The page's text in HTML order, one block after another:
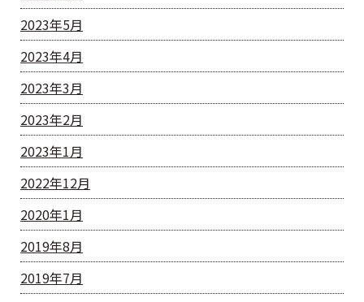
2023年5月
2023年4月
2023年3月
2023年2月
2023年1月
2022年12月
2020年1月
2019年8月
2019年7月